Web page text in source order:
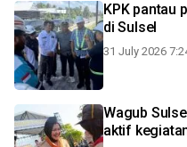
KPK pantau
di Sulsel
31 July 2026
Wagub
aktif